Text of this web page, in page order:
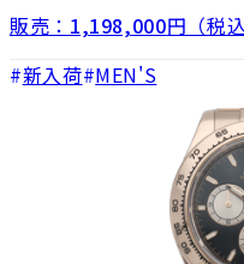
販売： 1,198,000円（税込
新入荷 MEN'S